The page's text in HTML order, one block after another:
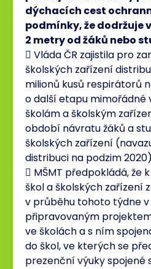
dýchacích cest
podmínky, že dodržuje
2 metry od žáků nebo
 Vláda ČR zajistila pro
školských zařízení
milionů kusů respirátorů
o další etapu mimořádné
školám a školským
období návratu žáků a
školských zařízení
distribuci na podzim
 MŠMT předpokládá, že
škol a školských zařízení
v průběhu tohoto týdne v
připravovaným
ve školách a s ním
do škol, ve kterých se
prezenční výuky spojené